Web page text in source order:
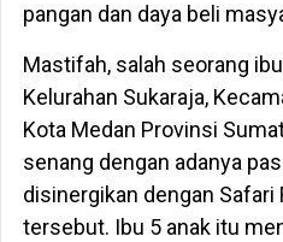
pangan dan daya beli
Mastifah, salah seorang
Kelurahan Sukaraja,
Kota Medan Provinsi
senang dengan adanya
disinergikan dengan Safari
tersebut. Ibu 5 anak itu